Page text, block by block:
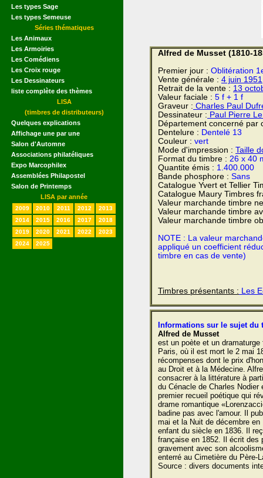
Les types Sage
Les types Semeuse
Séries thématiques
Les Animaux
Les Armoiries
Les Comédiens
Les Croix rouge
Les Dessinateurs
liste complète des thèmes
LISA
(timbres de distributeurs)
Quelques explications
Affichage une par une
Salon d'Automne
Associations philatéliques
Expo Marcophilex
Assemblées Philapostel
Salon de Printemps
LISA par année
2009 2010 2011 2012
2013
2014
2015 2016 2017
2018
2019
2020 2021 2022
2023
2024
2025
Alfred de Musset (1810-
Premier jour : Oblitération
Vente générale : 4 juin 1951
Retrait de la vente : 13
Valeur faciale : 5 f + 1 f
Graveur : Charles Paul
Dessinateur : Paul Pierre
Département concerné par
Dentelure : Dentelé 13
Couleur : vert
Mode d'impression : Taille
Format du timbre : 26 x 40
Quantite émis : 1.400.000
Bande phosphore : Sans
Catalogue Yvert et Tellier
Catalogue Maury Timbres
Valeur marchande timbre
Valeur marchande timbre
Valeur marchande timbre
NOTE : La valeur
appliqué un coefficient
timbre en cas de vente)
Timbres présentants : Les
Informations sur le sujet du
Alfred de Musset
est un poète et un
Paris, où il est mort le 2 mai
récompenses dont le prix
au Droit et à la Médecine.
consacrer à la littérature à
du Cénacle de Charles
premier recueil poétique qui
drame romantique
badine pas avec l'amour. Il
mai et la Nuit de décembre en
enfant du siècle en 1836. Il
française en 1852. Il écrit des
gravement avec son
enterré au Cimetière du Père-
Source : divers documents